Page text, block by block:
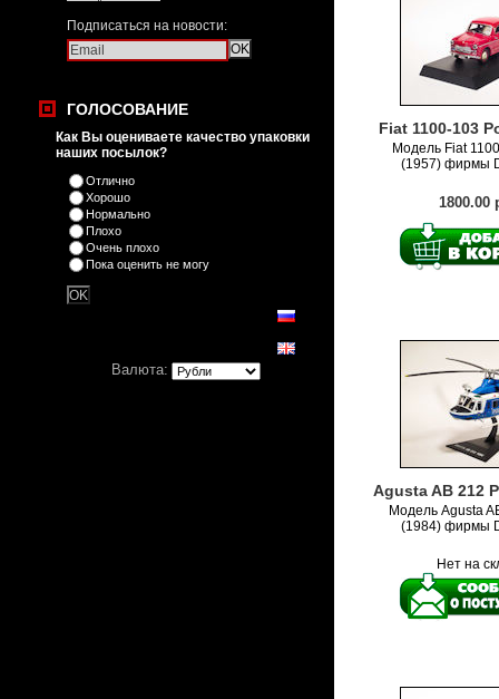
Подписаться на новости:
ГОЛОСОВАНИЕ
Как Вы оцениваете качество упаковки
наших посылок?
Отлично
Хорошо
Нормально
Плохо
Очень плохо
Пока оценить не могу
Валюта:
Fiat 1100-103
Модель Fiat
(1957) фирмы
1800.00
Agusta AB 212
Модель Agusta
(1984) фирмы
Нет на